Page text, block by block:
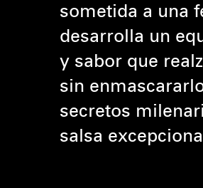
sometida a una
desarrolla un
y sabor que
sin
secretos
salsa